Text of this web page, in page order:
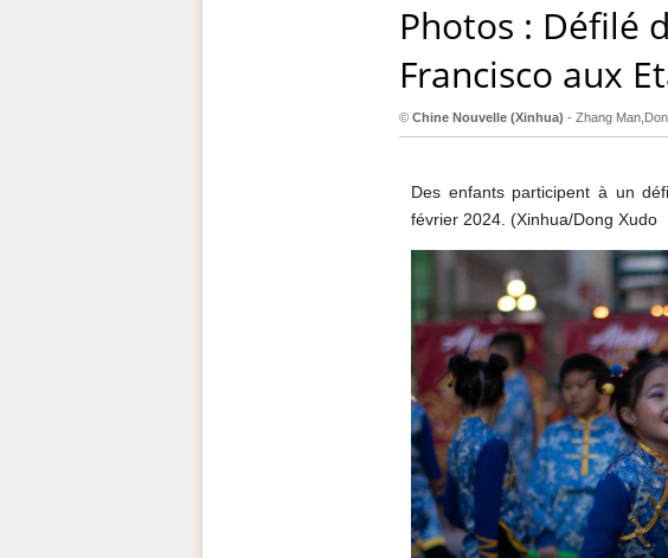
Photos : Défilé
Francisco aux
© Chine Nouvelle (Xinhua) - Zhang
Des enfants participent à un
février 2024. (Xinhua/Dong Xudo